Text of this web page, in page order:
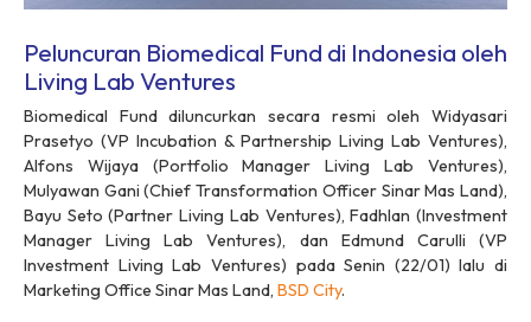
Peluncuran Biomedical Fund di Indonesia oleh
Living Lab Ventures
Biomedical Fund diluncurkan secara resmi oleh Widyasari
Prasetyo (VP Incubation & Partnership Living Lab Ventures),
Alfons Wijaya (Portfolio Manager Living Lab Ventures),
Mulyawan Gani (Chief Transformation Officer Sinar Mas Land),
Bayu Seto (Partner Living Lab Ventures), Fadhlan (Investment
Manager Living Lab Ventures), dan Edmund Carulli (VP
Investment Living Lab Ventures) pada Senin (22/01) lalu di
Marketing Office Sinar Mas Land, BSD City.